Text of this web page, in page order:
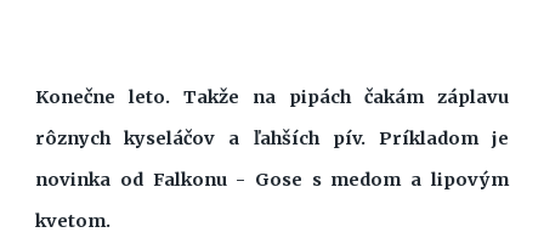
Konečne leto. Takže na pipách čakám záplavu
rôznych kyseláčov a ľahších pív. Príkladom je
novinka od Falkonu - Gose s medom a lipovým
kvetom.